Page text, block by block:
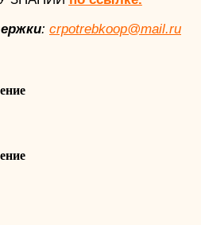
: crpotrebkoop@mail.ru